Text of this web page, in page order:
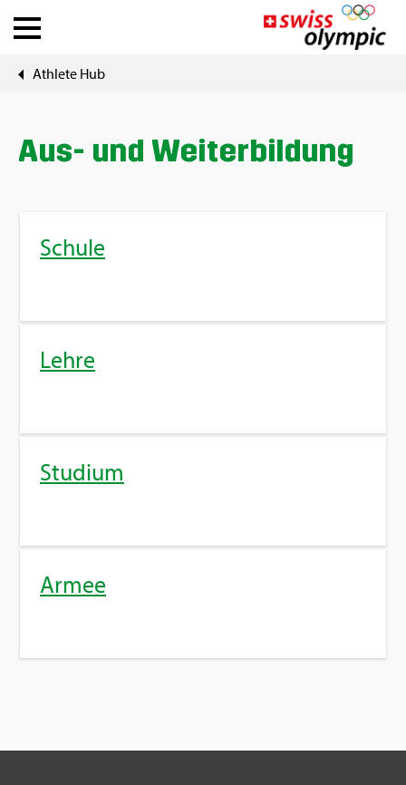
Ver­bän­de
Ath­le­te Hub
Ath­le­te Hub
Aus- und Wei­ter­bil­dung
Schu­le
Lehre
Stu­di­um
Armee